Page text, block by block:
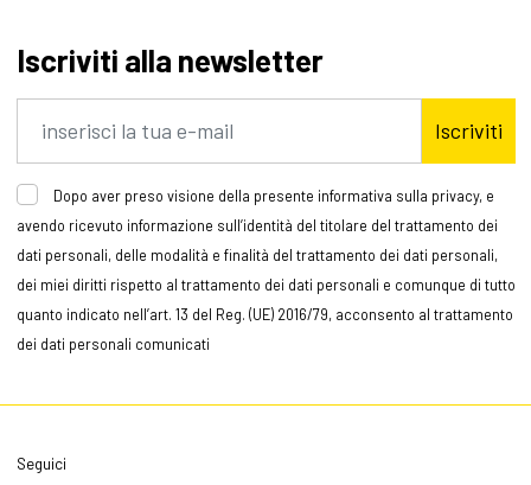
Iscriviti alla newsletter
Iscriviti
Dopo aver preso visione della presente informativa sulla privacy, e
avendo ricevuto informazione sull’identità del titolare del trattamento dei
dati personali, delle modalità e finalità del trattamento dei dati personali,
dei miei diritti rispetto al trattamento dei dati personali e comunque di tutto
quanto indicato nell’art. 13 del Reg. (UE) 2016/79, acconsento al trattamento
dei dati personali comunicati
Seguici